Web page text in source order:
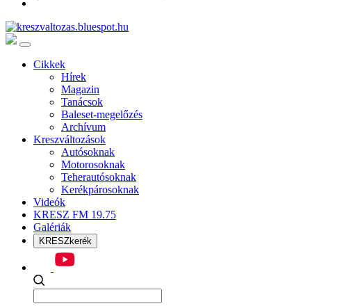
Cikkek
Hírek
Magazin
Tanácsok
Baleset-megelőzés
Archívum
Kreszváltozások
Autósoknak
Motorosoknak
Teherautósoknak
Kerékpárosoknak
Videók
KRESZ FM 19.75
Galériák
KRESZkerék